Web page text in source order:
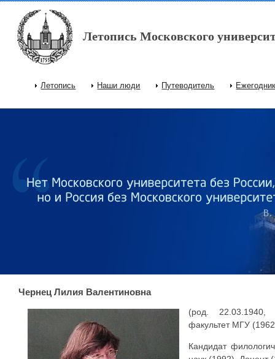
Перейти к основному содержанию
Летопись Московского
Главное меню
Летопись Наши люди Путеводитель
Чернец Лилия Валентиновна
(род. 22.03.1940,
факультет МГУ
Кандидат